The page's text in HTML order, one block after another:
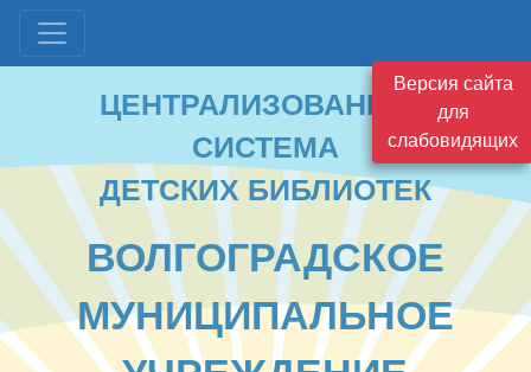
Версия сайта
для
слабовидящих
ЦЕНТРАЛИЗОВАННАЯ
СИСТЕМА
ДЕТСКИХ БИБЛИОТЕК
ВМУК "ЦСДБ"
ВОЛГОГРАДСКОЕ
МУНИЦИПАЛЬНОЕ
УЧРЕЖДЕНИЕ
КУЛЬТУРЫ